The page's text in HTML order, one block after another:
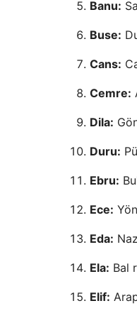
Banu:
Buse:
Cans:
Cemre:
Dila:
Duru:
Ebru:
Ece:
Eda:
Ela: Bal
Elif: